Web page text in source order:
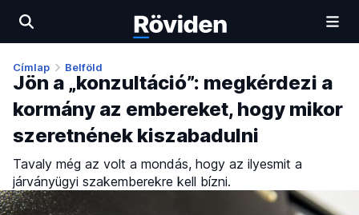
Címlap Belföld
Jön a „konzultáció”: megkérdezi a
kormány az embereket, hogy mikor
szeretnének kiszabadulni
Tavaly még az volt a mondás, hogy az ilyesmit a
járványügyi szakemberekre kell bízni.